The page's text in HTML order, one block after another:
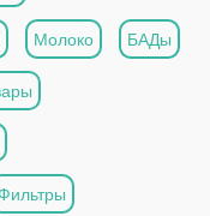
Молоко БАДы